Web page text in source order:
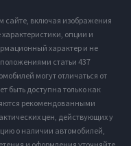
сайте, включая изображения
опции и
характер и не
статьи 437
могут отличаться от
быть доступна только как
рекомендованными
цен, действующих у
о наличии автомобилей,